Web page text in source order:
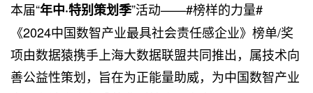
本届“年中·特别策划季”活动——#榜样的力量#
《2024中国数智产业最具社会责任感企业》榜单/奖
项由数据猿携手上海大数据联盟共同推出，属技术向
善公益性策划，旨在为正能量助威，为中国数智产业